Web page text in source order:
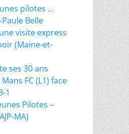
pilotes …
Belle
visite express
(Maine-et-
ses 30 ans
FC (L1) face
1
Pilotes –
MA)